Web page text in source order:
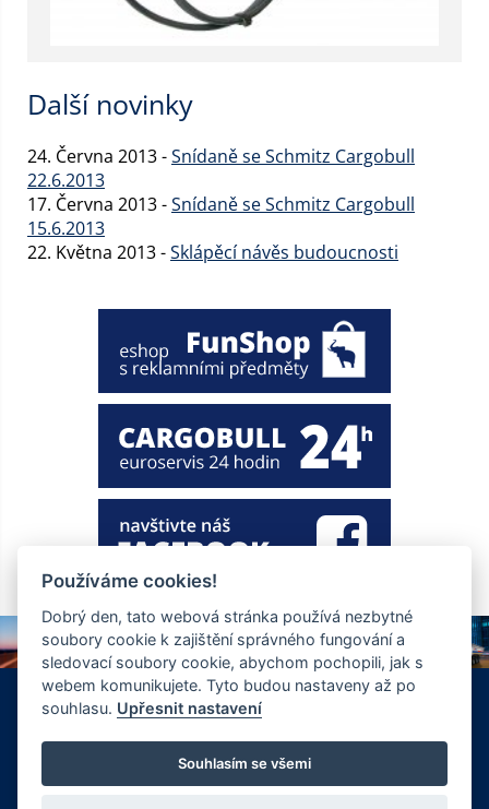
Další novinky
24. Června 2013 -Snídaně se Schmitz Cargobull
22.6.2013
17. Června 2013 -Snídaně se Schmitz Cargobull
15.6.2013
22. Května 2013 -Sklápěcí návěs budoucnosti
+420 326 901 186
info@ewt.cz
© Copyright 2026 Společnost EWT spol. s.r.o., realizace
FlexiSystems s.r.o.:e-learning,tvorba webových stránek.
Používáme cookies!
Dobrý den, tato webová stránka používá nezbytné
soubory cookie k zajištění správného fungování a
sledovací soubory cookie, abychom pochopili, jak s
webem komunikujete. Tyto budou nastaveny až po
souhlasu. Upřesnit nastavení
Souhlasím se všemi